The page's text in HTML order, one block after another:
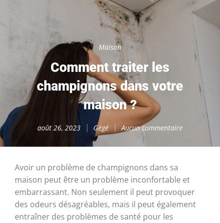
Maison
Comment traiter les
champignons dans votre
maison ?
août 26, 2023 Gégé Aucun commentaire
Avoir un problème de champignons dans sa
maison peut être un problème inconfortable et
embarrassant. Non seulement il peut provoquer
des odeurs désagréables, mais il peut également
entraîner des problèmes de santé pour les